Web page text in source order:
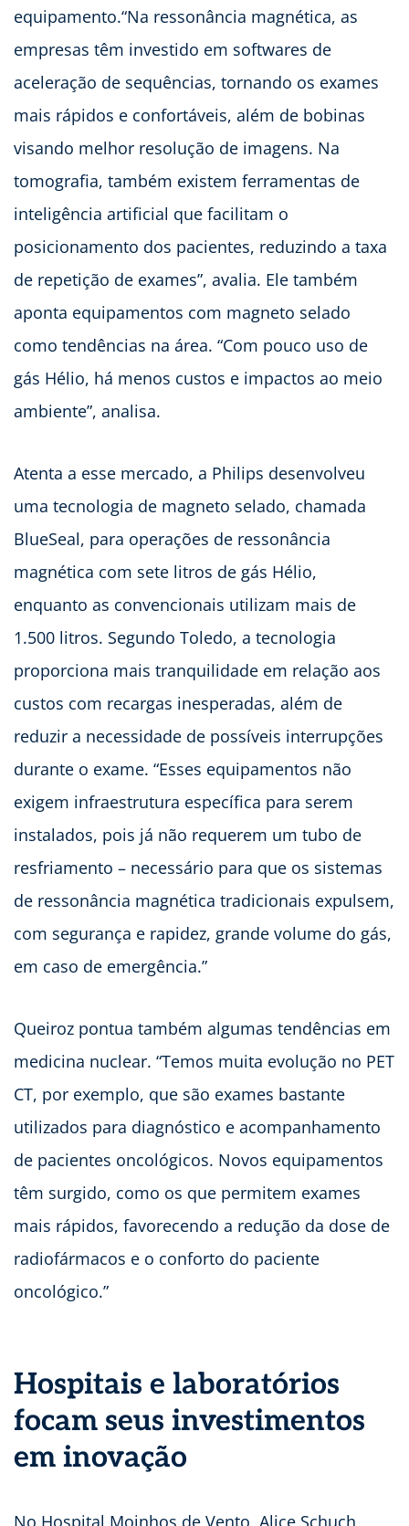
equipamento.“Na ressonância magnética, as
empresas têm investido em softwares de
aceleração de sequências, tornando os exames
mais rápidos e confortáveis, além de bobinas
visando melhor resolução de imagens. Na
tomografia, também existem ferramentas de
inteligência artificial que facilitam o
posicionamento dos pacientes, reduzindo a taxa
de repetição de exames”, avalia. Ele também
aponta equipamentos com magneto selado
como tendências na área. “Com pouco uso de
gás Hélio, há menos custos e impactos ao meio
ambiente”, analisa.
Atenta a esse mercado, a Philips desenvolveu
uma tecnologia de magneto selado, chamada
BlueSeal, para operações de ressonância
magnética com sete litros de gás Hélio,
enquanto as convencionais utilizam mais de
1.500 litros. Segundo Toledo, a tecnologia
proporciona mais tranquilidade em relação aos
custos com recargas inesperadas, além de
reduzir a necessidade de possíveis interrupções
durante o exame. “Esses equipamentos não
exigem infraestrutura específica para serem
instalados, pois já não requerem um tubo de
resfriamento – necessário para que os sistemas
de ressonância magnética tradicionais expulsem,
com segurança e rapidez, grande volume do gás,
em caso de emergência.”
Queiroz pontua também algumas tendências em
medicina nuclear. “Temos muita evolução no PET
CT, por exemplo, que são exames bastante
utilizados para diagnóstico e acompanhamento
de pacientes oncológicos. Novos equipamentos
têm surgido, como os que permitem exames
mais rápidos, favorecendo a redução da dose de
radiofármacos e o conforto do paciente
oncológico.”
Hospitais e laboratórios
focam seus investimentos
em inovação
No Hospital Moinhos de Vento, Alice Schuch,